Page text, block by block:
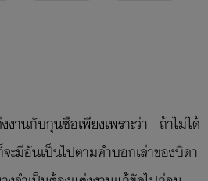
านกับกุนซือเพียงเพราะว่า ถ้าไม่ได้
ะมีอันเป็นไปตามคำบอกเล่าของบิดา